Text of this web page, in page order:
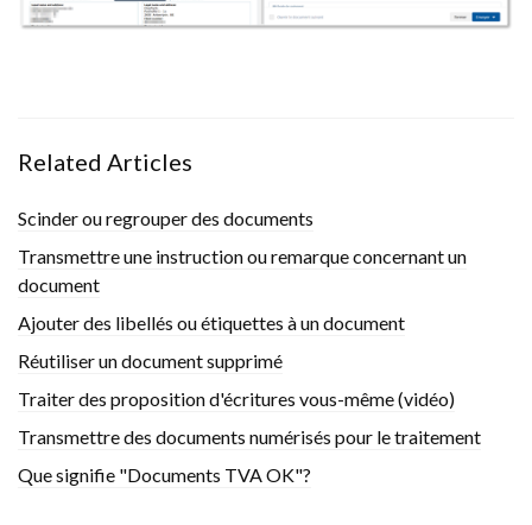
Related Articles
Scinder ou regrouper des documents
Transmettre une instruction ou remarque concernant un
document
Ajouter des libellés ou étiquettes à un document
Réutiliser un document supprimé
Traiter des proposition d'écritures vous-même (vidéo)
Transmettre des documents numérisés pour le traitement
Que signifie "Documents TVA OK"?